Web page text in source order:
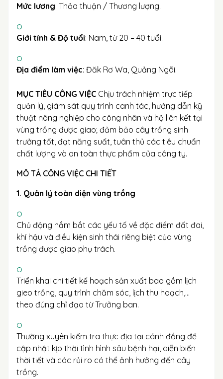
Mức lương: Thỏa thuận / Thương lượng.
Giới tính & Độ tuổi: Nam, từ 20 – 40 tuổi.
Địa điểm làm việc: Đăk Rơ Wa, Quảng Ngãi.
MỤC TIÊU CÔNG VIỆC Chịu trách nhiệm trực tiếp
quản lý, giám sát quy trình canh tác, hướng dẫn kỹ
thuật nông nghiệp cho công nhân và hộ liên kết tại
vùng trồng được giao; đảm bảo cây trồng sinh
trưởng tốt, đạt năng suất, tuân thủ các tiêu chuẩn
chất lượng và an toàn thực phẩm của công ty.
MÔ TẢ CÔNG VIỆC CHI TIẾT
1. Quản lý toàn diện vùng trồng
Chủ động nắm bắt các yếu tố về đặc điểm đất đai,
khí hậu và điều kiện sinh thái riêng biệt của vùng
trồng được giao phụ trách.
Triển khai chi tiết kế hoạch sản xuất bao gồm lịch
gieo trồng, quy trình chăm sóc, lịch thu hoạch,…
theo đúng chỉ đạo từ Trưởng ban.
Thường xuyên kiểm tra thực địa tại cánh đồng để
cập nhật kịp thời tình hình sâu bệnh hại, diễn biến
thời tiết và các rủi ro có thể ảnh hưởng đến cây
trồng.